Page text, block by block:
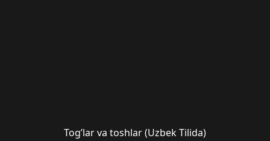
Tog’lar va toshlar (Uzbek Tilida)